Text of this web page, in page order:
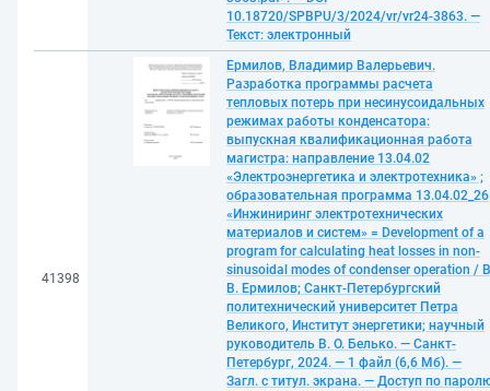
10.18720/SPBPU/3/2024/vr/vr24-3863. —
Текст: электронный
41398
Ермилов, Владимир Валерьевич.
Разработка программы расчета
тепловых потерь при несинусоидальных
режимах работы конденсатора:
выпускная квалификационная работа
магистра: направление 13.04.02
«Электроэнергетика и электротехника» ;
образовательная программа 13.04.02_26
«Инжиниринг электротехнических
материалов и систем» = Development of a
program for calculating heat losses in non-
sinusoidal modes of condenser operation /
В. Ермилов; Санкт-Петербургский
политехнический университет Петра
Великого, Институт энергетики; научный
руководитель В. О. Белько. — Санкт-
Петербург, 2024. — 1 файл (6,6 Мб). —
Загл. с титул. экрана. — Доступ по